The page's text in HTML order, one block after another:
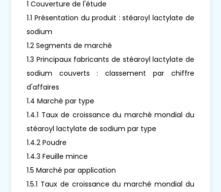
1 Couverture de l'étude
1.1 Présentation du produit : stéaroyl lactylate de
sodium
1.2 Segments de marché
1.3 Principaux fabricants de stéaroyl lactylate de
sodium couverts : classement par chiffre
d'affaires
1.4 Marché par type
1.4.1 Taux de croissance du marché mondial du
stéaroyl lactylate de sodium par type
1.4.2 Poudre
1.4.3 Feuille mince
1.5 Marché par application
1.5.1 Taux de croissance du marché mondial du